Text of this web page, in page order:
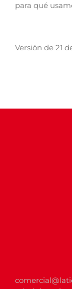
para qué
Versión de 21